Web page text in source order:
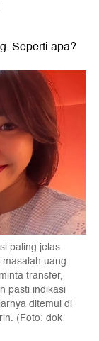
Seperti apa?
paling jelas
uang.
transfer,
pasti indikasi
ditemui di
(Foto: dok